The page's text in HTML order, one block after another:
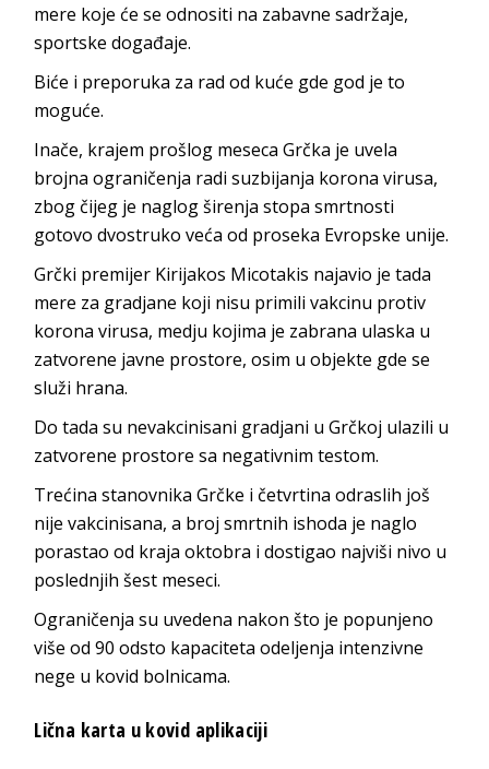
mere koje će se odnositi na zabavne sadržaje,
sportske događaje.
Biće i preporuka za rad od kuće gde god je to
moguće.
Inače, krajem prošlog meseca Grčka je uvela
brojna ograničenja radi suzbijanja korona virusa,
zbog čijeg je naglog širenja stopa smrtnosti
gotovo dvostruko veća od proseka Evropske unije.
Grčki premijer Kirijakos Micotakis najavio je tada
mere za gradjane koji nisu primili vakcinu protiv
korona virusa, medju kojima je zabrana ulaska u
zatvorene javne prostore, osim u objekte gde se
služi hrana.
Do tada su nevakcinisani gradjani u Grčkoj ulazili u
zatvorene prostore sa negativnim testom.
Trećina stanovnika Grčke i četvrtina odraslih još
nije vakcinisana, a broj smrtnih ishoda je naglo
porastao od kraja oktobra i dostigao najviši nivo u
poslednjih šest meseci.
Ograničenja su uvedena nakon što je popunjeno
više od 90 odsto kapaciteta odeljenja intenzivne
nege u kovid bolnicama.
Lična karta u kovid aplikaciji